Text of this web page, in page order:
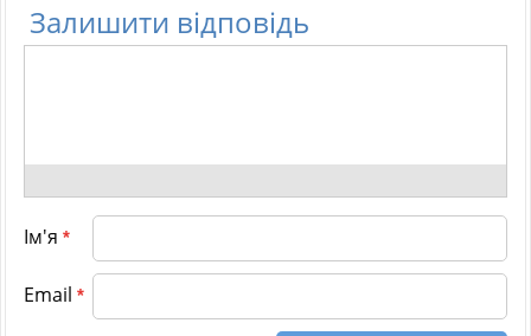
Залишити відповідь
Ім'я *
Email *